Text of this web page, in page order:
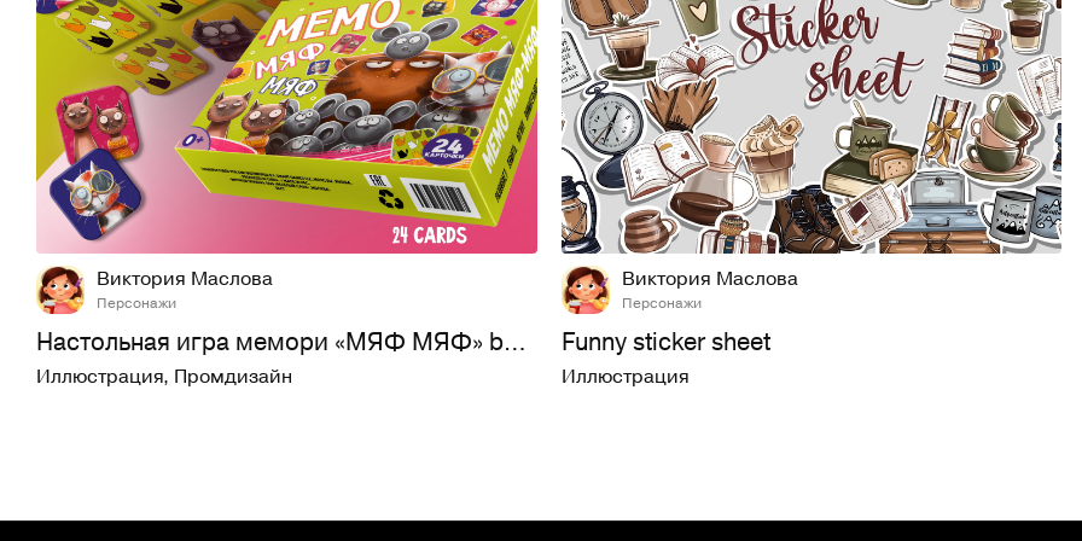
34 265
Виктория Маслова
Персонажи
Настольная игра мемори «МЯФ МЯФ» board game
Иллюстрация, Промдизайн
48 490
Виктория Маслова
Персонажи
Funny sticker sheet
Иллюстрация